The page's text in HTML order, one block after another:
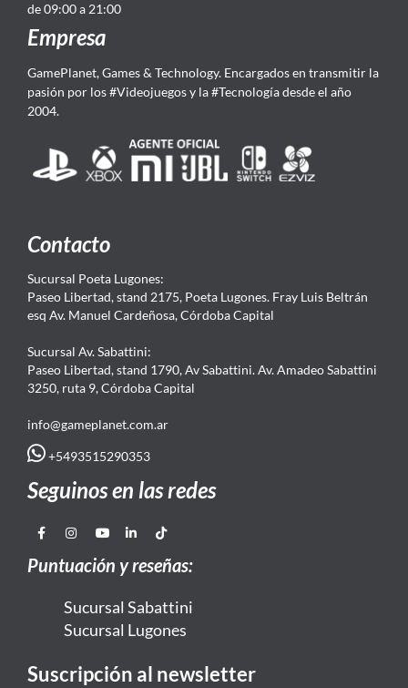
de 09:00 a 21:00
Empresa
GamePlanet, Games & Technology. Encargados en transmitir la
pasión por los #Videojuegos y la #Tecnología desde el año
2004.
Contacto
Sucursal Poeta Lugones:
Paseo Libertad, stand 2175, Poeta Lugones. Fray Luis Beltrán
esq Av. Manuel Cardeñosa, Córdoba Capital
Sucursal Av. Sabattini:
Paseo Libertad, stand 1790, Av Sabattini. Av. Amadeo Sabattini
3250, ruta 9, Córdoba Capital
info@gameplanet.com.ar
+5493515290353
Seguinos en las redes
Puntuación y reseñas:
Sucursal Sabattini
Sucursal Lugones
Suscripción al newsletter